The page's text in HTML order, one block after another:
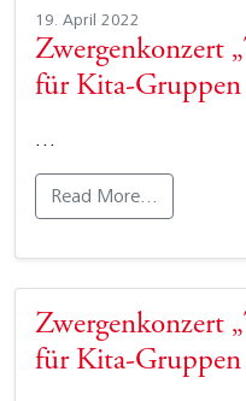
19. April 2022
Zwergenkonzert
für Kita-Gruppen
…
Read More…
Zwergenkonzert
für Kita-Gruppen